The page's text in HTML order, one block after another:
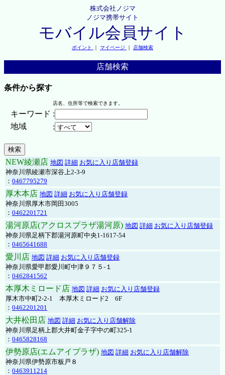
株式会社ノジマ
ノジマ携帯サイト
モバイル会員サイト
ポイント ｜ マイページ ｜ 店舗検索
店舗検索
条件から探す
店名、住所等で検索できます。
キーワード :
地域
:
NEW綾瀬店 地図 詳細 お気に入り店舗登録
神奈川県綾瀬市深谷上2-3-9
： 0467795279
厚木本店 地図 詳細 お気に入り店舗登録
神奈川県厚木市岡田3005
： 0462201721
湯河原店(アクロスプラザ湯河原) 地図 詳細 お気に入り店舗登録
神奈川県足柄下郡湯河原町中央1-1617-54
： 0465641688
愛川店 地図 詳細 お気に入り店舗登録
神奈川県愛甲郡愛川町中津９７５-１
： 0462841562
本厚木ミロード店 地図 詳細 お気に入り店舗登録
厚木市中町2-2-1 本厚木ミロード2 6F
： 0462201201
大井松田店 地図 詳細 お気に入り店舗解除
神奈川県足柄上郡大井町金子字中の町325-1
： 0465828168
伊勢原店(エムアイプラザ) 地図 詳細 お気に入り店舗解除
神奈川県伊勢原市板戸８
： 0463911214